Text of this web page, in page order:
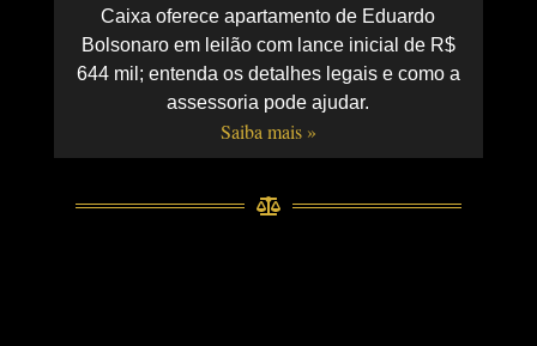
Caixa oferece apartamento de Eduardo
Bolsonaro em leilão com lance inicial de R$
644 mil; entenda os detalhes legais e como a
assessoria pode ajudar.
Saiba mais »